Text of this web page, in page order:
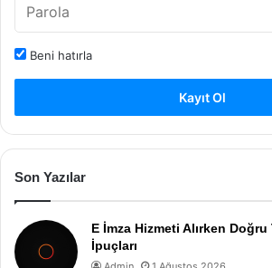
Beni hatırla
Kayıt Ol
Son Yazılar
E İmza Hizmeti Alırken Doğru
İpuçları